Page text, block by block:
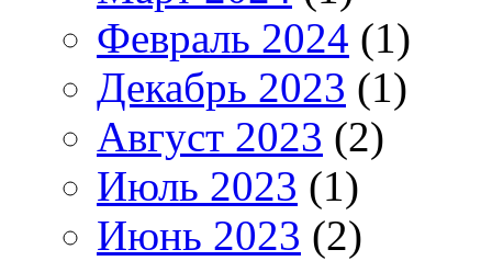
Февраль 2024 (1)
Декабрь 2023 (1)
Август 2023 (2)
Июль 2023 (1)
Июнь 2023 (2)